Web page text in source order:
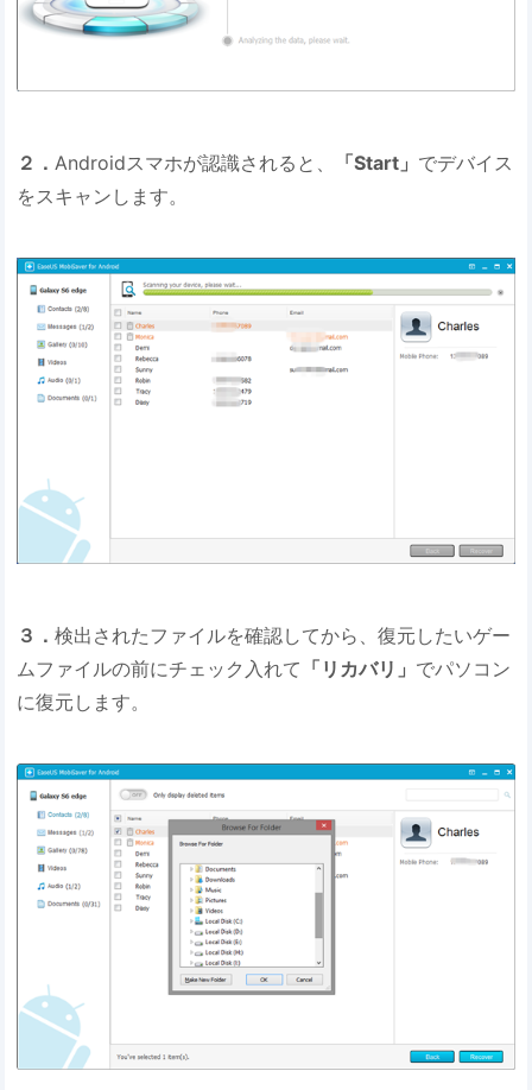
２．Androidスマホが認識されると、 「Start」 でデバイス
をスキャンします。
３．検出されたファイルを確認してから、復元したいゲー
ムファイルの前にチェック入れて 「リカバリ」 でパソコン
に復元します。